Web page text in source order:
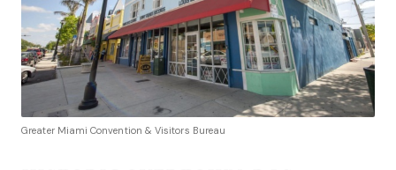
Greater Miami Convention & Visitors Bureau